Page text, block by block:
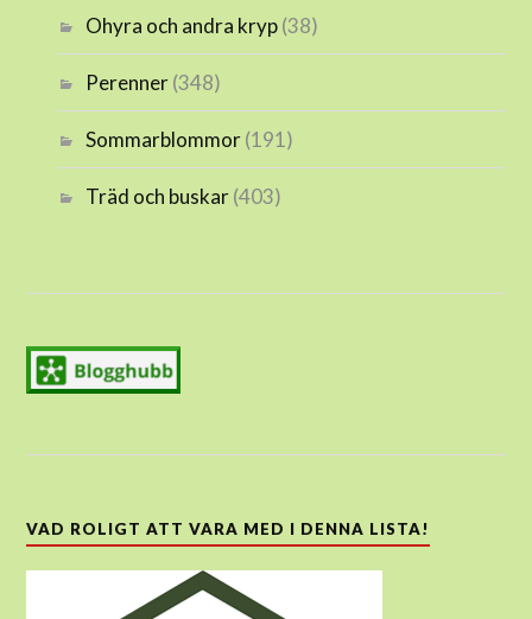
Ohyra och andra kryp(38)
Perenner(348)
Sommarblommor(191)
Träd och buskar(403)
VAD ROLIGT ATT VARA MED I DENNA LISTA!